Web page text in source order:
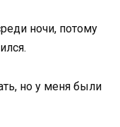
ночи, потому
но у меня были